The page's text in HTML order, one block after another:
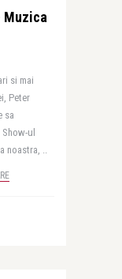
Muzica
si mai
Peter
sa
ul
noastra, ..